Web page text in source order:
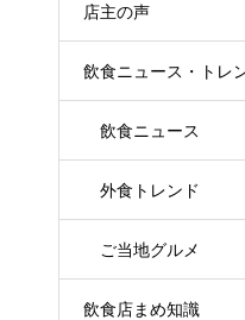
店主の声
飲食ニュース・トレ
飲食ニュース
外食トレンド
ご当地グルメ
飲食店まめ知識